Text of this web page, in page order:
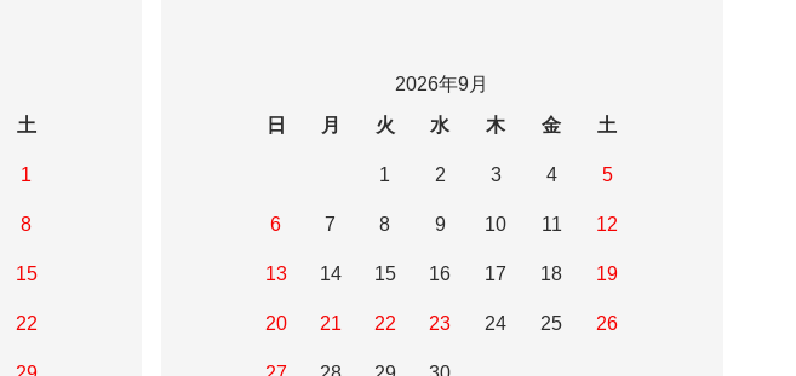
土
1
8
15
22
2026年9月
日
月 火 水 木 金 土
1 2 3 4 5
6 7 8 9 10 11 12
13 14 15 16 17 18 19
20 21 22 23 24 25 26